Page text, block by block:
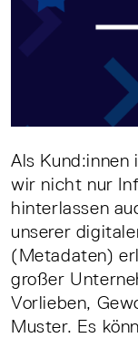
Als Kund:innen
wir nicht nur
hinterlassen
unserer
(Metadaten)
großer
Vorlieben,
Muster. Es